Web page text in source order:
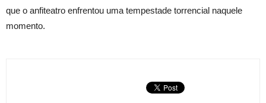
que o anfiteatro enfrentou uma tempestade torrencial naquele
momento.